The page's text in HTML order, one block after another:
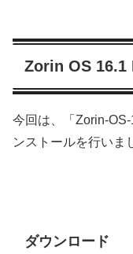
Zorin OS 16.1
今回は、「Zorin-
ンストールを行いま
ダウンロード